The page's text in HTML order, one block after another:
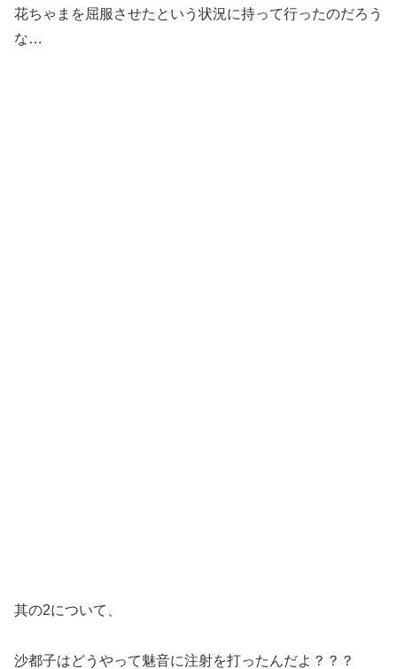
花ちゃまを屈服させたという状況に持って行ったのだろう
な…
其の2について、
沙都子はどうやって魅音に注射を打ったんだよ？？？